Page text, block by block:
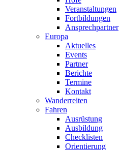
Veranstaltungen
Fortbildungen
Ansprechpartner
Europa
Aktuelles
Events
Partner
Berichte
Termine
Kontakt
Wanderreiten
Fahren
Ausrüstung
Ausbildung
Checklisten
Orientierung